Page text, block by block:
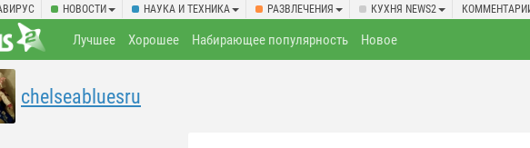
НОВОСТИ НАУКА И ТЕХНИКА РАЗВЛЕЧЕНИЯ КУХНЯ NEWS2
Лучшее Хорошее Набирающее популярность Новое
chelseabluesru